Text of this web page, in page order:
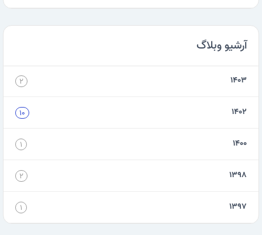
آرشیو وبلاگ
۱۴۰۳ ۲
۱۴۰۲ ۱۰
۱۴۰۰ ۱
۱۳۹۸ ۲
۱۳۹۷ ۱